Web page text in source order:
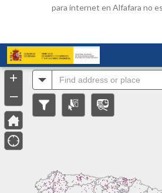
para internet en Alfafara no